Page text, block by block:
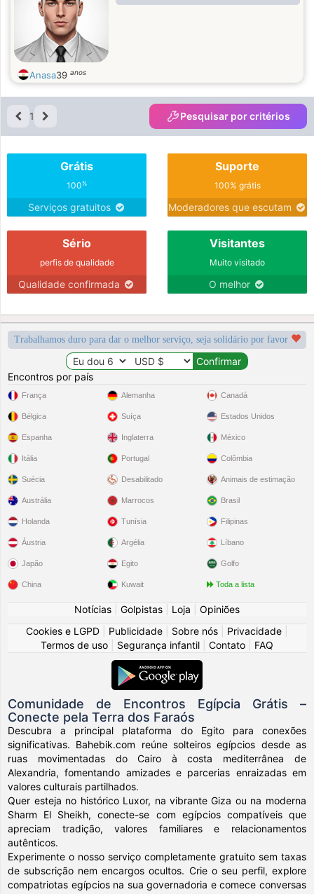
Anasa39 anos
1 Pesquisar por critérios
Grátis
100%
Serviços gratuitos
Suporte
100% grátis
Moderadores que escutam
Sério
perfis de qualidade
Qualidade confirmada
Visitantes
Muito visitado
O melhor
Trabalhamos duro para dar o melhor serviço, seja solidário por favor
Encontros por país
França
Bélgica
Espanha
Itália
Suécia
Alemanha
Suíça
Inglaterra
Portugal
Desabilitado
Canadá
Estados Unidos
México
Colômbia
Animais de estimação
Austrália
Holanda
Áustria
Japão
China
Marrocos
Tunísia
Argélia
Egito
Kuwait
Brasil
Filipinas
Líbano
Golfo
Toda a lista
Notícias Golpistas Loja
Opiniões
Cookies e LGPD
Publicidade Sobre nós Privacidade
Termos de uso
Segurança infantil Contato FAQ
Comunidade de Encontros Egípcia Grátis –
Conecte pela Terra dos Faraós
Descubra a principal plataforma do Egito para conexões
significativas. Bahebik.com reúne solteiros egípcios desde as
ruas movimentadas do Cairo à costa mediterrânea de
Alexandria, fomentando amizades e parcerias enraizadas em
valores culturais partilhados.
Quer esteja no histórico Luxor, na vibrante Giza ou na moderna
Sharm El Sheikh, conecte-se com egípcios compatíveis que
apreciam tradição, valores familiares e relacionamentos
autênticos.
Experimente o nosso serviço completamente gratuito sem taxas
de subscrição nem encargos ocultos. Crie o seu perfil, explore
compatriotas egípcios na sua governadoria e comece conversas